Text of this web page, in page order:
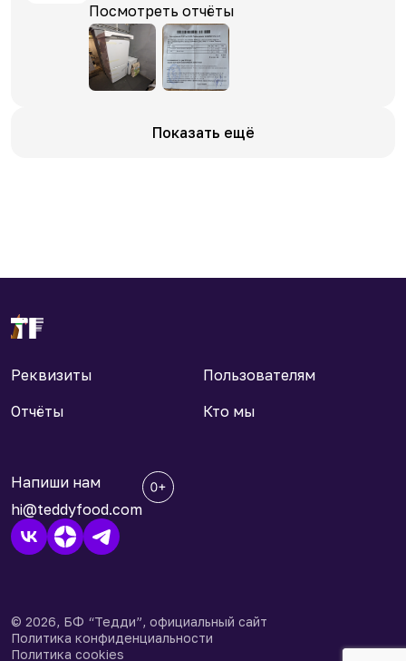
Посмотреть отчёты
Показать ещё
Реквизиты
Пользователям
Отчёты
Кто мы
Напиши нам
hi@teddyfood.com
© 2026, БФ “Тедди”, официальный сайт
Политика конфиденциальности
Политика cookies